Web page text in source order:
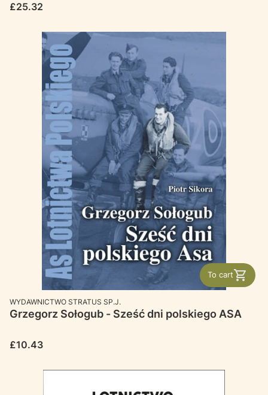
Price
£25.32
To cart
MANUFACTURER
WYDAWNICTWO STRATUS SP.J.
Grzegorz Sołogub - Sześć dni polskiego ASA
Price
£10.43